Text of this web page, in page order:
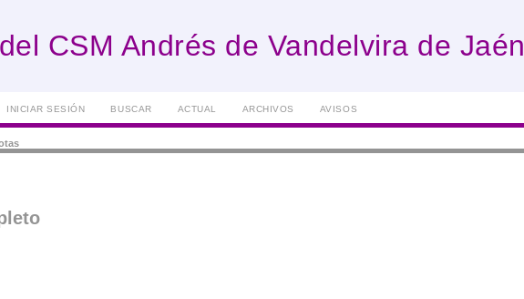
CSM Andrés de Vandelvira de Jaén
INICIAR SESIÓN BUSCAR ACTUAL ARCHIVOS AVISOS